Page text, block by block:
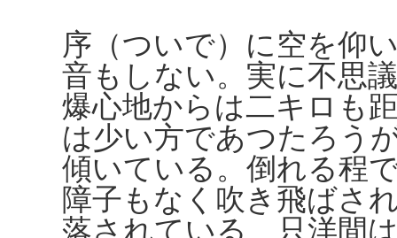
序（ついで）に空を仰
音もしない。実に不思
爆心地からは二キロも
は少い方であつたろう
傾いている。倒れる程
障子もなく吹き飛ばさ
落されている、只洋間